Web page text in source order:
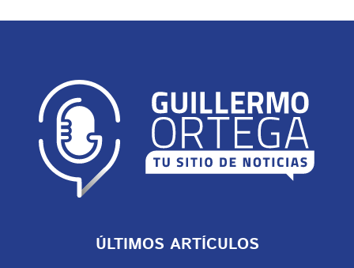
ÚLTIMOS ARTÍCULOS